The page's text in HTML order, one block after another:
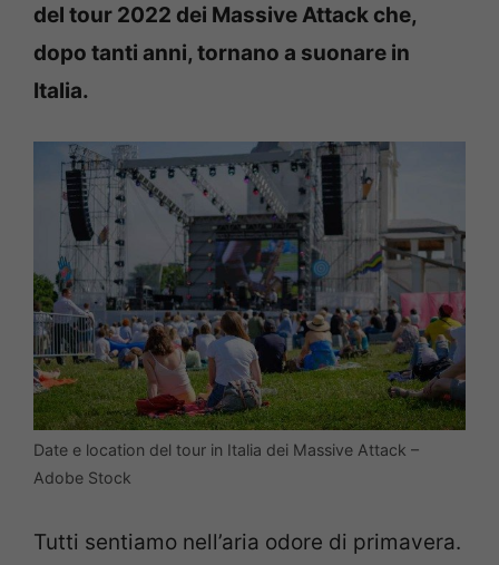
del tour 2022 dei Massive Attack che,
dopo tanti anni, tornano a suonare in
Italia.
Date e location del tour in Italia dei Massive Attack –
Adobe Stock
Tutti sentiamo nell’aria odore di primavera.